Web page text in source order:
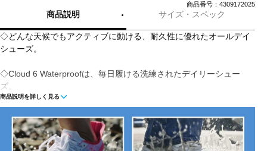
商品番号：4309172025
商品説明 サイズ・スペック
◇どんな天候でもアクティブに動ける、耐久性に優れたオールデイ
シューズ。
◇Cloud 6 Waterproofは、毎日履ける洗練されたデイリーシュー
ズ。
て、防水メンブレン完備で雨の日も快適に。
◇進化し続ける定番シューズ。
商品説明を詳しく見る